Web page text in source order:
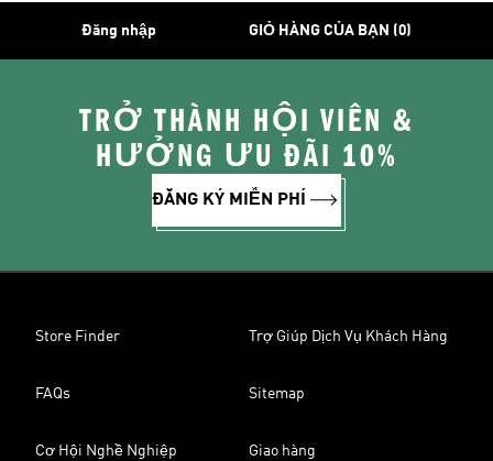
Đăng nhập GIỎ HÀNG CỦA BẠN (0)
TRỞ THÀNH HỘI VIÊN &
HƯỞNG ƯU ĐÃI 10%
ĐĂNG KÝ MIỄN PHÍ
Store Finder Trợ Giúp Dịch Vụ Khách Hàng
FAQs Sitemap
Cơ Hội Nghề Nghiệp Giao hàng